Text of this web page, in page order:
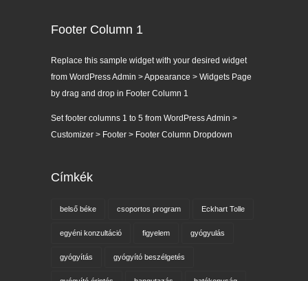
Footer Column 1
Replace this sample widget with your desired widget
from WordPress Admin > Appearance > Widgets Page
by drag and drop in Footer Column 1
Set footer columns 1 to 5 from WordPress Admin >
Customizer > Footer > Footer Column Dropdown
Címkék
belső béke csoportos program Eckhart Tolle
egyéni konzultáció figyelem gyógyulás
gyógyítás gyógyító beszélgetés